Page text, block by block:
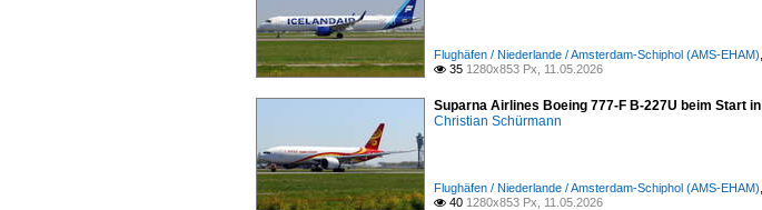
Flughäfen / Niederlande / Amsterdam-Schiphol (AMS-EHAM)
 35 1280x853 Px, 11.05.2026
Suparna Airlines Boeing 777-F B-227U beim Start
Christian Schürmann
Flughäfen / Niederlande / Amsterdam-Schiphol (AMS-EHAM)
 40 1280x853 Px, 11.05.2026